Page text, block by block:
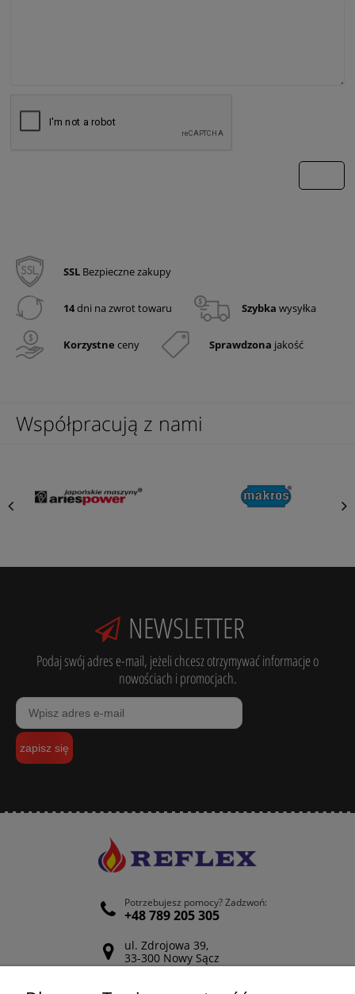
SSL Bezpieczne zakupy
14dni na zwrot towaru Szybka wysyłka
Korzystne ceny Sprawdzona jakość
Współpracują z nami
NEWSLETTER
Podaj swój adres e-mail, jeżeli chcesz otrzymywać informacje o
nowościach i promocjach.
zapisz się
Potrzebujesz pomocy? Zadzwoń:
+48 789 205 305
ul. Zdrojowa 39,
33-300 Nowy Sącz
Odwiedź nasz Facebook